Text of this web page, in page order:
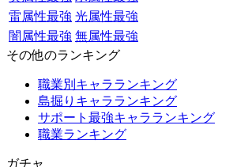
雷属性最強 光属性最強
闇属性最強 無属性最強
その他のランキング
職業別キャラランキング
島掘りキャラランキング
サポート最強キャラランキング
職業ランキング
ガチャ